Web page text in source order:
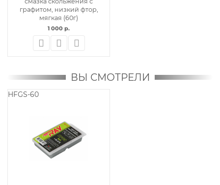
графитом, низкий фтор,
мягкая (60г)
1 000 р.
ВЫ СМОТРЕЛИ
HFGS-60